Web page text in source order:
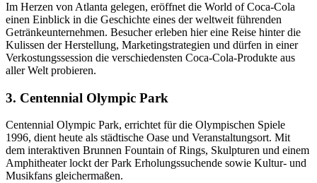
Im Herzen von Atlanta gelegen, eröffnet die World of Coca-Cola
einen Einblick in die Geschichte eines der weltweit führenden
Getränkeunternehmen. Besucher erleben hier eine Reise hinter die
Kulissen der Herstellung, Marketingstrategien und dürfen in einer
Verkostungssession die verschiedensten Coca-Cola-Produkte aus
aller Welt probieren.
3. Centennial Olympic Park
Centennial Olympic Park, errichtet für die Olympischen Spiele
1996, dient heute als städtische Oase und Veranstaltungsort. Mit
dem interaktiven Brunnen Fountain of Rings, Skulpturen und einem
Amphitheater lockt der Park Erholungssuchende sowie Kultur- und
Musikfans gleichermaßen.